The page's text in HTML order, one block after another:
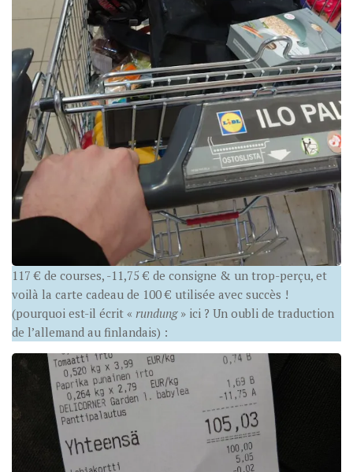
117 € de courses, -11,75 € de consigne & un trop-perçu, et
voilà la carte cadeau de 100 € utilisée avec succès !
(pourquoi est-il écrit « rundung» ici ? Un oubli de traduction
de l’allemand au finlandais) :